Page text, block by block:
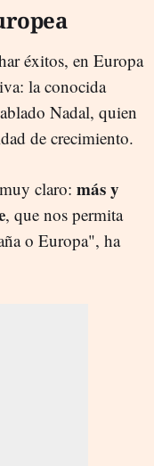
éxitos, en Europa
la conocida
Nadal, quien
de crecimiento.
claro: más y
, que nos permita
o Europa", ha